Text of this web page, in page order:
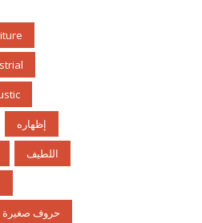
إظهاره
اللطيف
حروف صغيرة